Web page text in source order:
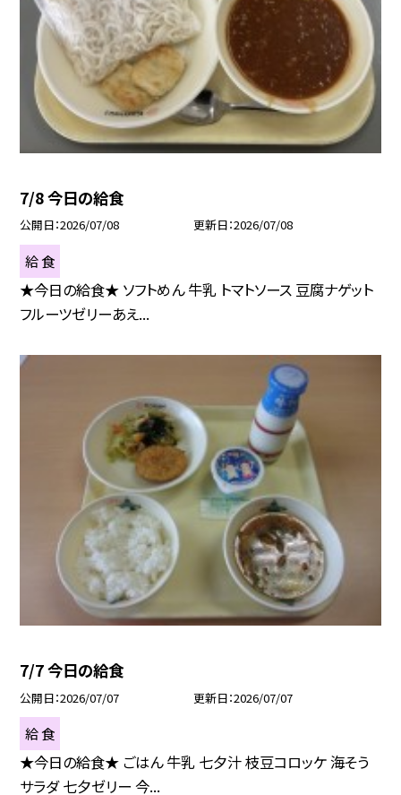
7/8 今日の給食
公開日 2026/07/08 更新日 2026/07/08
給 食
★今日の給食★ ソフトめん 牛乳 トマトソース 豆腐ナゲット
フルーツゼリーあえ...
7/7 今日の給食
公開日 2026/07/07 更新日 2026/07/07
給 食
★今日の給食★ ごはん 牛乳 七夕汁 枝豆コロッケ 海そう
サラダ 七夕ゼリー 今...